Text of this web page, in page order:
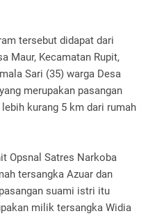
tersebut didapat dari
Maur, Kecamatan Rupit,
Sari (35) warga Desa
merupakan pasangan
kurang 5 km dari rumah
Opsnal Satres Narkoba
tersangka Azuar dan
suami istri itu
milik tersangka Widia